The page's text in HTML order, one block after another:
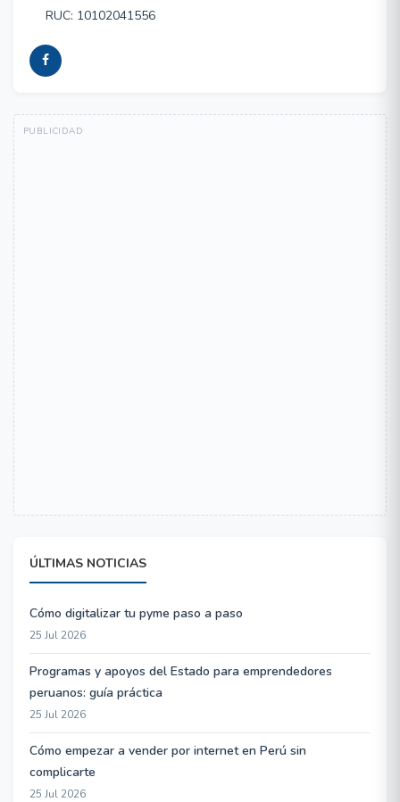
RUC: 10102041556
ÚLTIMAS NOTICIAS
Cómo digitalizar tu pyme paso a paso
25 Jul 2026
Programas y apoyos del Estado para emprendedores
peruanos: guía práctica
25 Jul 2026
Cómo empezar a vender por internet en Perú sin
complicarte
25 Jul 2026